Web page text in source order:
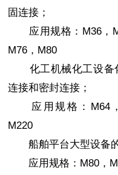
固连接；
应用规格：M36，
M76，M80
化工机械化工设备
连接和密封连接；
应用规格：M64，
M220
船舶平台大型设备的
应用规格：M80，